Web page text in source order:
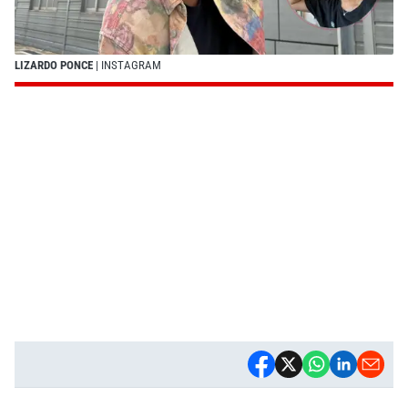
LIZARDO PONCE | INSTAGRAM